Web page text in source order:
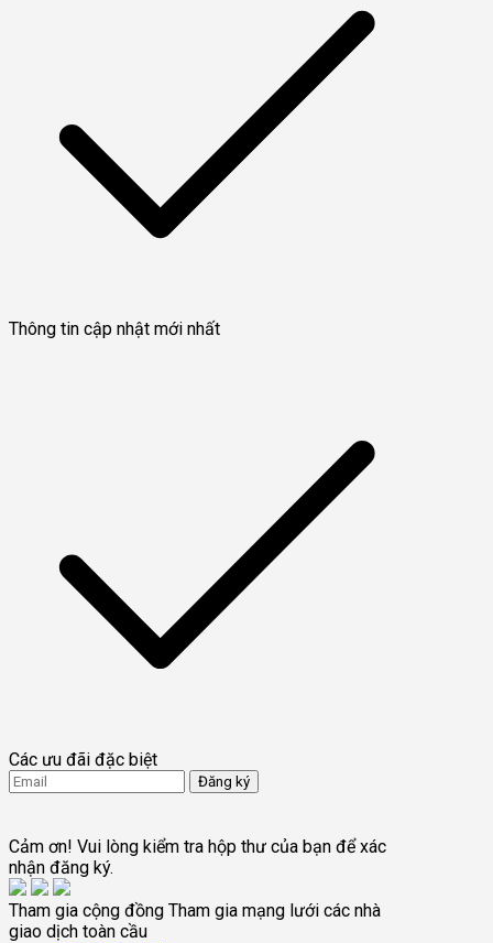
Thông tin cập nhật mới nhất
Các ưu đãi đặc biệt
Đăng ký
Cảm ơn! Vui lòng kiểm tra hộp thư của bạn để xác
nhận đăng ký.
Tham gia cộng đồng Tham gia mạng lưới các nhà
giao dịch toàn cầu